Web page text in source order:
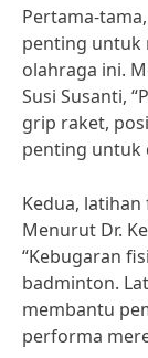
Pertama-
penting untuk
olahraga ini.
Susi Susanti,
grip raket,
penting untuk
Kedua,
Menurut Dr.
“Kebugaran
badminton.
membantu
performa